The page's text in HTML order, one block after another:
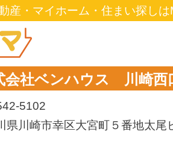
産・マイホーム・住まい探し
会社ベンハウス 川崎西
5102
県川崎市幸区大宮町５番地太尾